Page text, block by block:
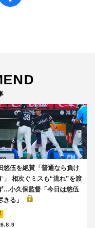
悠伍を絶賛「普通なら負け
」 相次ぐミスも“流れ”を渡
...小久保監督「今日は悠伍
きる」